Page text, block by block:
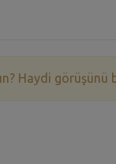
Haydi görüşünü